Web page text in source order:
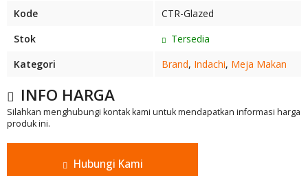
Kode
CTR-Glazed
Stok
Tersedia
Kategori
Brand, Indachi, Meja Makan
INFO HARGA
Silahkan menghubungi kontak kami untuk mendapatkan informasi harga
produk ini.
Hubungi Kami